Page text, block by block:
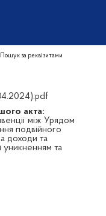
Пошук за реквізитами
акта:
між Урядом
подвійного
доходи та
уникненням та